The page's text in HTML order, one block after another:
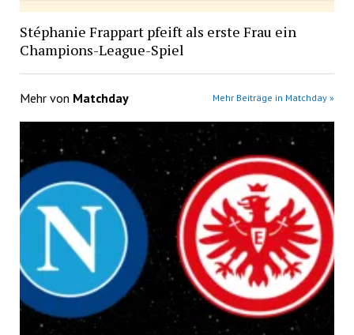
Stéphanie Frappart pfeift als erste Frau ein
Champions-League-Spiel
Mehr von Matchday Mehr Beiträge in Matchday »